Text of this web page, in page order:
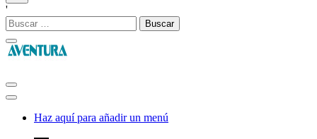
'
Buscar:
Haz aquí para añadir un menú